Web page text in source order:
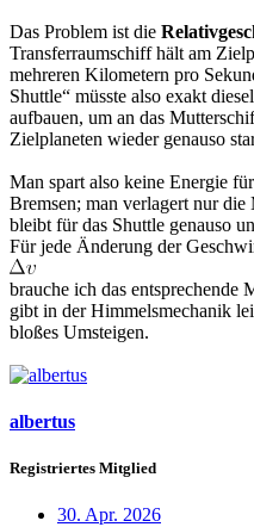
Das Problem ist die
Transferraumschiff hält am
mehreren Kilometern pro
Shuttle“ müsste also exakt
aufbauen, um an das
Zielplaneten wieder genauso
Man spart also keine Energie
Bremsen; man verlagert nur
bleibt für das Shuttle genauso
Für jede Änderung der
brauche ich das entsprechende
gibt in der Himmelsmechanik
bloßes Umsteigen.
albertus
Registriertes Mitglied
30. Apr. 2026